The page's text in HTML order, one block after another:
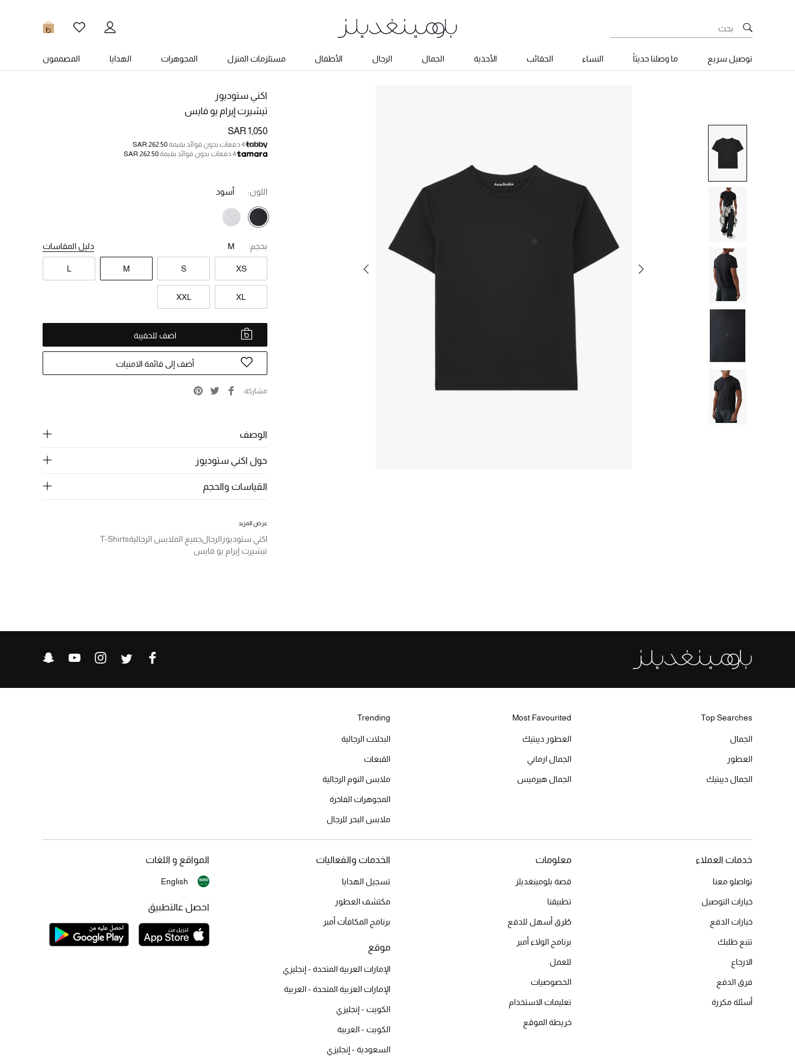
0
توصيل سريع ما وصلنا حديثاً النساء الحقائب الأحذية الجمال الرجال الأطفال مستلزمات المنزل المجوهرات الهدايا المصممون
اكني ستوديوز
تيشيرت إيرام يو فايس
SAR 1,050
4 دفعات بدون فوائد بقيمة
SAR 262.50
4 دفعات بدون فوائد بقيمة
SAR 262.50
اللون: أسود
بحجم: M دليل المقاسات
XS
S
M
L
XL
XXL
اضف للحقيبة
أضف إلى قائمة الامنيات
مشاركة
الوصف
حول اكني ستوديوز
القياسات والحجم
عرض المزيد
اكني ستوديوز الرجالجميع الملابس الرجاليةT-Shirts
تيشيرت إيرام يو فايس
Top Searches
الجمال
العطور
الجمال ديبتيك
Most Favourited
العطور ديبتيك
الجمال ارماني
الجمال هيرميس
Trending
البدلات الرجالية
القبعات
ملابس النوم الرجالية
المجوهرات الفاخرة
ملابس البحر للرجال
خدمات العملاء
تواصلو معنا
خيارات التوصيل
خيارات الدفع
تتبع طلبك
الارجاع
فرق الدفع
أسئلة مكررة
معلومات
قصة بلومينغديلز
تطبيقنا
طُرق أسهل للدفع
برنامج الولاء أمبر
للعمل
الخصوصيات
تعليمات الاستخدام
خريطة الموقع
الخدمات والفعاليات
تسجيل الهدايا
مكتشف العطور
برنامج المكافآت أمبر
موقع
الإمارات العربية المتحدة - إنجليزي
الإمارات العربية المتحدة - العربية
الكويت - إنجليزي
الكويت - العربية
السعودية - إنجليزي
المواقع و اللغات
English
احصل عالتطبيق